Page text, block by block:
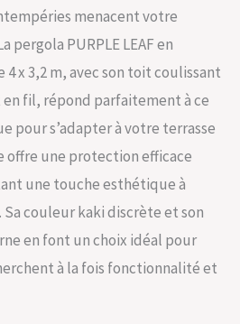
menacent votre
pergola PURPLE LEAF en
x 3,2 m, avec son toit coulissant
fil, répond parfaitement à ce
pour s’adapter à votre terrasse
offre une protection efficace
une touche esthétique à
Sa couleur kaki discrète et son
en font un choix idéal pour
à la fois fonctionnalité et